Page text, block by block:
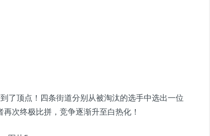
了顶点！四条街道分别从被淘汰的选手中选出一位
次终极比拼，竞争逐渐升至白热化！